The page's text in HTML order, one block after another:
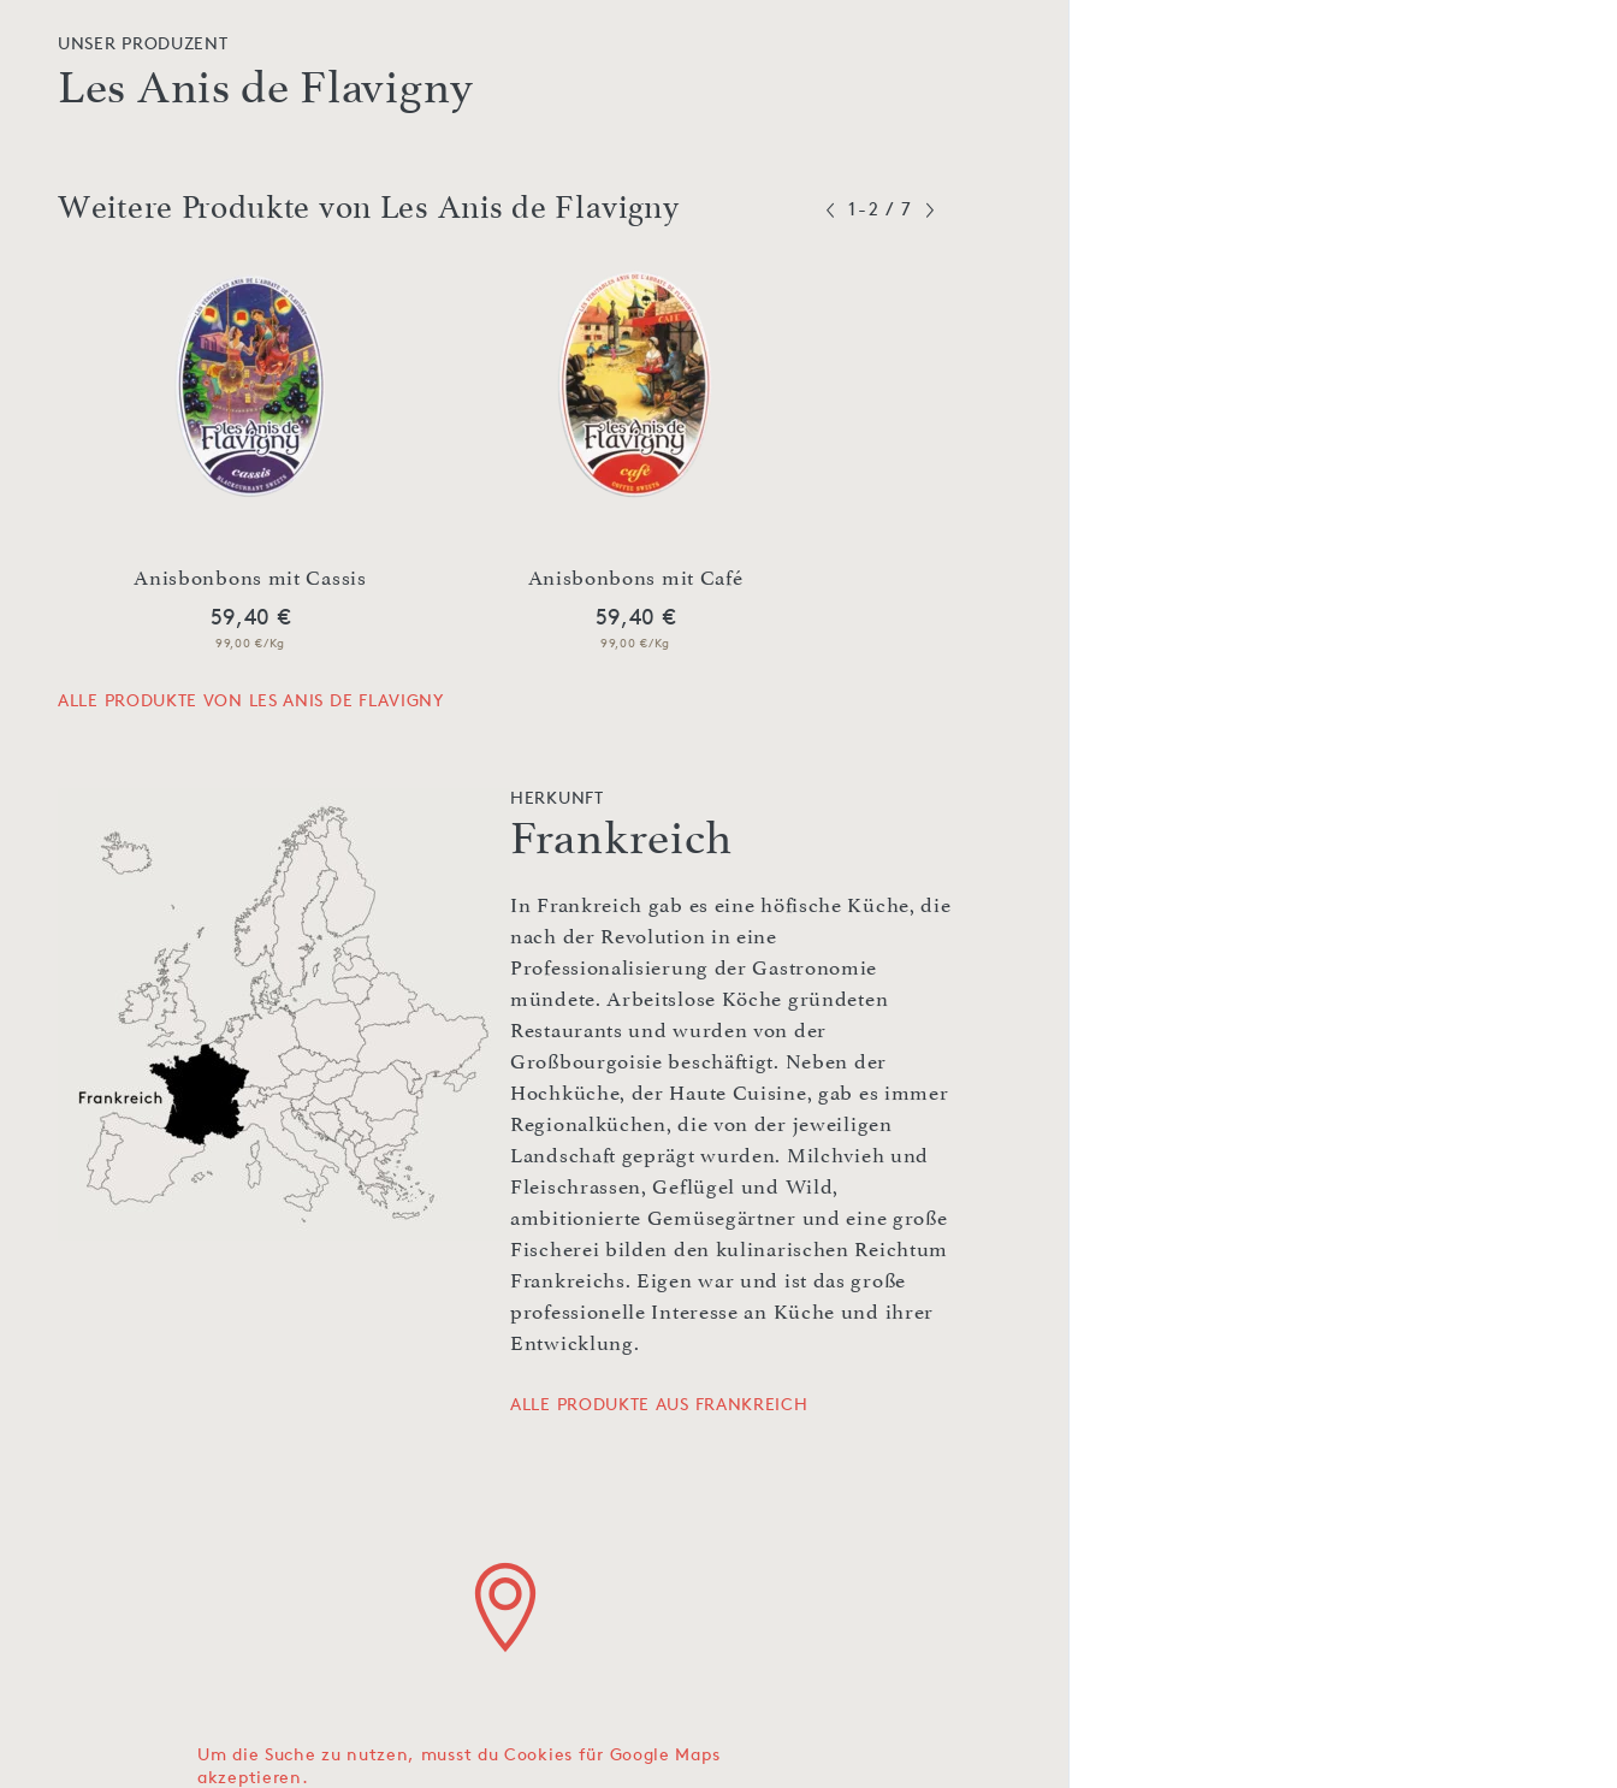
UNSER PRODUZENT
Les Anis de Flavigny
Weitere Produkte von Les Anis de Flavigny
Anisbonbons mit Cassis
59,40 €
99,00 €/Kg
Anisbonbons mit Café
59,40 €
99,00 €/Kg
1-2 / 7
ALLE PRODUKTE VON LES ANIS DE FLAVIGNY
HERKUNFT
Frankreich
In Frankreich gab es eine höfische Küche, die
nach der Revolution in eine
Professionalisierung der Gastronomie
mündete. Arbeitslose Köche gründeten
Restaurants und wurden von der
Großbourgoisie beschäftigt. Neben der
Hochküche, der Haute Cuisine, gab es immer
Regionalküchen, die von der jeweiligen
Landschaft geprägt wurden. Milchvieh und
Fleischrassen, Geflügel und Wild,
ambitionierte Gemüsegärtner und eine große
Fischerei bilden den kulinarischen Reichtum
Frankreichs. Eigen war und ist das große
professionelle Interesse an Küche und ihrer
Entwicklung.
ALLE PRODUKTE AUS FRANKREICH
Um die Suche zu nutzen, musst du Cookies für Google Maps
akzeptieren.